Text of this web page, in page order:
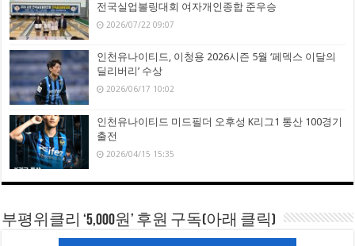
전국실업볼링대회 여자개인종합 준우승
2026/07/22 09:07
인천유나이티드, 이청용 2026시즌 5월 ‘페덱스 이달의
딜리버리’ 수상
2026/06/17 10:02
인천유나이티드 미드필더 오후성 K리그1 통산 100경기
출전
2026/04/15 15:35
부평위클리 ‘5,000원’ 후원 구독(아래 클릭)